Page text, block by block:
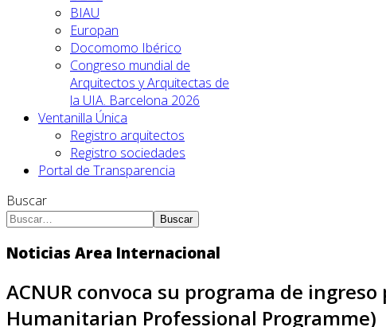
BIAU
Europan
Docomomo Ibérico
Congreso mundial de
Arquitectos y Arquitectas de
la UIA. Barcelona 2026
Ventanilla Única
Registro arquitectos
Registro sociedades
Portal de Transparencia
Buscar
Buscar
Noticias Area Internacional
ACNUR convoca su programa de
Humanitarian Professional Programme)